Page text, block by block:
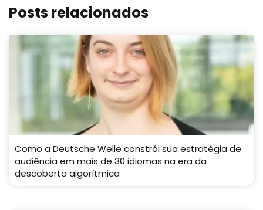
Posts relacionados
Como a Deutsche Welle constrói sua estratégia de
audiência em mais de 30 idiomas na era da
descoberta algorítmica